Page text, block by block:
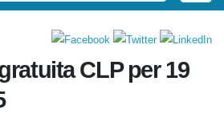
CLP per 19